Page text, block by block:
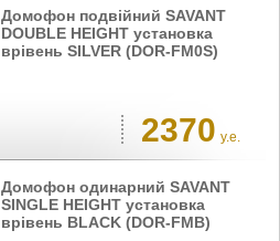
Домофон подвійний SAVANT
DOUBLE HEIGHT установка
врівень SILVER (DOR-FM0S)
2370 у.е.
Домофон одинарний SAVANT
SINGLE HEIGHT установка
врівень BLACK (DOR-FMB)